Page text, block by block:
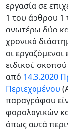
εργασία σε
1 του άρθρου 1
ανωτέρω δύο
χρονικό
οι εργαζόμενοι
ειδικού
από 14.3.2020
Περιεχομένου
παραγράφου
φορολογικών
όπως αυτά